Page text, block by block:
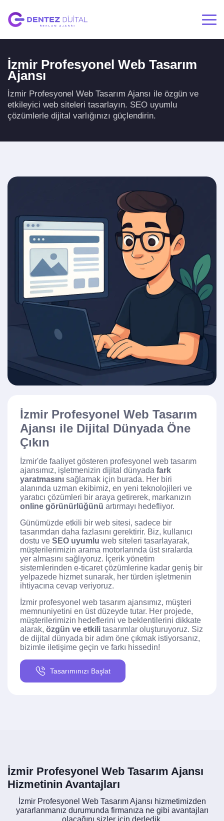
İzmir Profesyonel Web Tasarım
Ajansı
İzmir Profesyonel Web Tasarım Ajansı ile özgün ve
etkileyici web siteleri tasarlayın. SEO uyumlu
çözümlerle dijital varlığınızı güçlendirin.
İzmir Profesyonel Web Tasarım
Ajansı ile Dijital Dünyada Öne
Çıkın
İzmir'de faaliyet gösteren profesyonel web tasarım
ajansımız, işletmenizin dijital dünyada fark
yaratmasını sağlamak için burada. Her biri
alanında uzman ekibimiz, en yeni teknolojileri ve
yaratıcı çözümleri bir araya getirerek, markanızın
online görünürlüğünü artırmayı hedefliyor.
Günümüzde etkili bir web sitesi, sadece bir
tasarımdan daha fazlasını gerektirir. Biz, kullanıcı
dostu ve SEO uyumlu web siteleri tasarlayarak,
müşterilerimizin arama motorlarında üst sıralarda
yer almasını sağlıyoruz. İçerik yönetim
sistemlerinden e-ticaret çözümlerine kadar geniş bir
yelpazede hizmet sunarak, her türden işletmenin
ihtiyacına cevap veriyoruz.
İzmir profesyonel web tasarım ajansımız, müşteri
memnuniyetini en üst düzeyde tutar. Her projede,
müşterilerimizin hedeflerini ve beklentilerini dikkate
alarak, özgün ve etkili tasarımlar oluşturuyoruz. Siz
de dijital dünyada bir adım öne çıkmak istiyorsanız,
bizimle iletişime geçin ve farkı hissedin!
Tasarımınızı Başlat
İzmir Profesyonel Web Tasarım Ajansı
Hizmetinin Avantajları
İzmir Profesyonel Web Tasarım Ajansı hizmetimizden
yararlanmanız durumunda firmanıza ne gibi avantajları
olacağını sizler için derledik.